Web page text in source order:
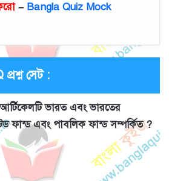
– Bangla Quiz Mock
সেট :
ভারত এবং ভারতের
ফান্ড এবং পাবলিক ফান্ড সম্পর্কিত ?